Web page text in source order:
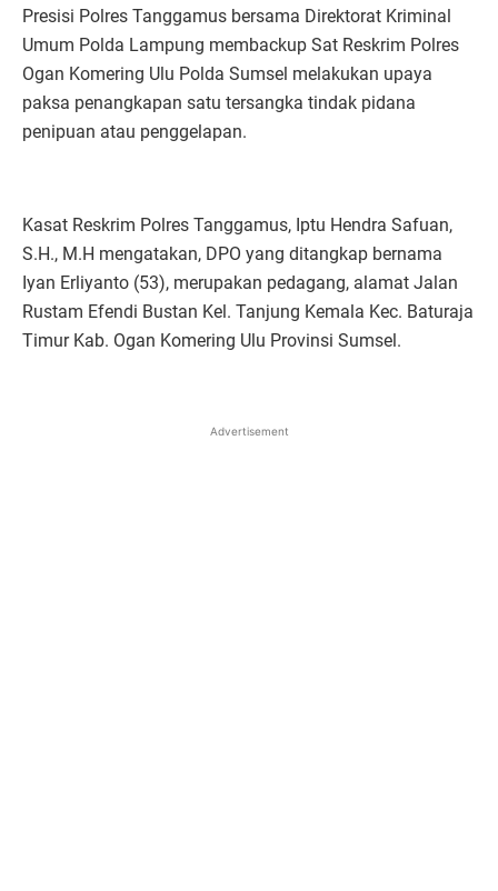
Presisi Polres Tanggamus bersama Direktorat Kriminal
Umum Polda Lampung membackup Sat Reskrim Polres
Ogan Komering Ulu Polda Sumsel melakukan upaya
paksa penangkapan satu tersangka tindak pidana
penipuan atau penggelapan.
Kasat Reskrim Polres Tanggamus, Iptu Hendra Safuan,
S.H., M.H mengatakan, DPO yang ditangkap bernama
Iyan Erliyanto (53), merupakan pedagang, alamat Jalan
Rustam Efendi Bustan Kel. Tanjung Kemala Kec. Baturaja
Timur Kab. Ogan Komering Ulu Provinsi Sumsel.
Advertisement